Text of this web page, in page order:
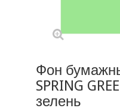
Фон
SPRING
зелень